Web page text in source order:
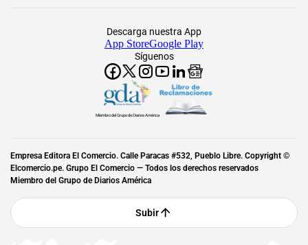
Síguenos
Descarga nuestra App
App StoreGoogle Play
Miembro del Grupo de Diarios América
Empresa Editora El Comercio. Calle Paracas #532, Pueblo Libre. Copyright ©
Elcomercio.pe. Grupo El Comercio — Todos los derechos reservados
Miembro del Grupo de Diarios América
Subir